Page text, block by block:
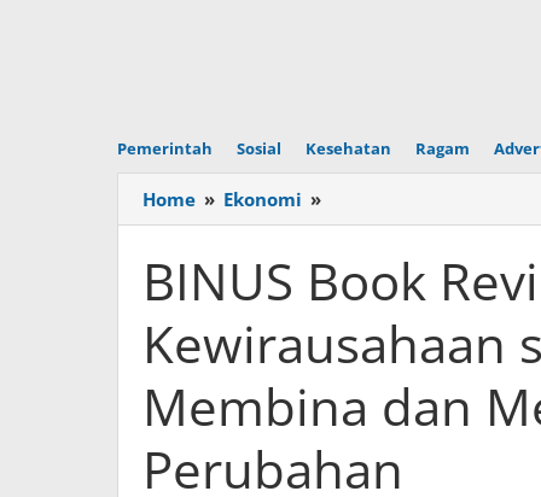
Pemerintah Sosial Kesehatan Ragam
Home » Ekonomi »
Book
Menguatkan
Kewirausahaan
sebagai
Proses
Membina
dan
di
Era
BINUS Book
Kewirausahaan
Membina dan
Perubahan